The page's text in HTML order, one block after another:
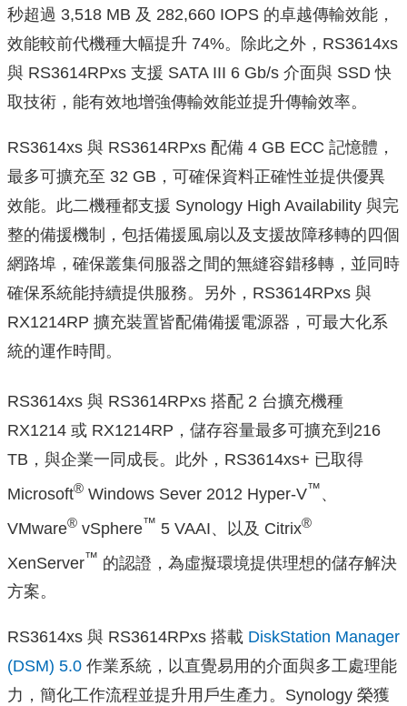
秒超過 3,518 MB 及 282,660 IOPS 的卓越傳輸效能，
效能較前代機種大幅提升 74%。除此之外，RS3614xs
與 RS3614RPxs 支援 SATA III 6 Gb/s 介面與 SSD 快
取技術，能有效地增強傳輸效能並提升傳輸效率。
RS3614xs 與 RS3614RPxs 配備 4 GB ECC 記憶體，
最多可擴充至 32 GB，可確保資料正確性並提供優異
效能。此二機種都支援 Synology High Availability 與完
整的備援機制，包括備援風扇以及支援故障移轉的四個
網路埠，確保叢集伺服器之間的無縫容錯移轉，並同時
確保系統能持續提供服務。另外，RS3614RPxs 與
RX1214RP 擴充裝置皆配備備援電源器，可最大化系
統的運作時間。
RS3614xs 與 RS3614RPxs 搭配 2 台擴充機種
RX1214 或 RX1214RP，儲存容量最多可擴充到216
TB，與企業一同成長。此外，RS3614xs+ 已取得
Microsoft® Windows Sever 2012 Hyper-V™、
VMware® vSphere™ 5 VAAI、以及 Citrix®
XenServer™ 的認證，為虛擬環境提供理想的儲存解決
方案。
RS3614xs 與 RS3614RPxs 搭載 DiskStation Manager
(DSM) 5.0 作業系統，以直覺易用的介面與多工處理能
力，簡化工作流程並提升用戶生產力。Synology 榮獲